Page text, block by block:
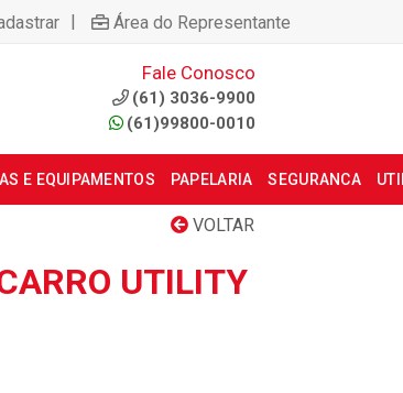
| Área do Representante
Fale Conosco
(61) 3036-9900
(61)99800-0010
E EQUIPAMENTOS PAPELARIA SEGURANCA
VOLTAR
UTILITY